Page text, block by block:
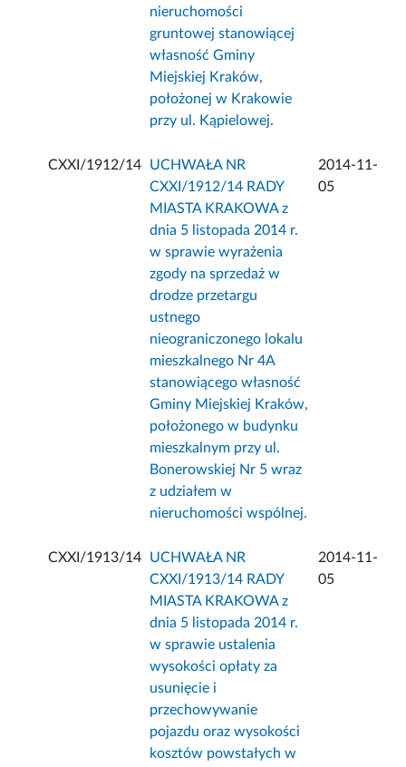
nieruchomości
gruntowej stanowiącej
własność Gminy
Miejskiej Kraków,
położonej w Krakowie
przy ul. Kąpielowej.
CXXI/1912/14
UCHWAŁA NR
CXXI/1912/14 RADY
MIASTA KRAKOWA z
dnia 5 listopada 2014 r.
w sprawie wyrażenia
zgody na sprzedaż w
drodze przetargu
ustnego
nieograniczonego lokalu
mieszkalnego Nr 4A
stanowiącego własność
Gminy Miejskiej Kraków,
położonego w budynku
mieszkalnym przy ul.
Bonerowskiej Nr 5 wraz
z udziałem w
nieruchomości wspólnej.
2014-11-
05
CXXI/1913/14
UCHWAŁA NR
CXXI/1913/14 RADY
MIASTA KRAKOWA z
dnia 5 listopada 2014 r.
w sprawie ustalenia
wysokości opłaty za
usunięcie i
przechowywanie
pojazdu oraz wysokości
kosztów powstałych w
2014-11-
05